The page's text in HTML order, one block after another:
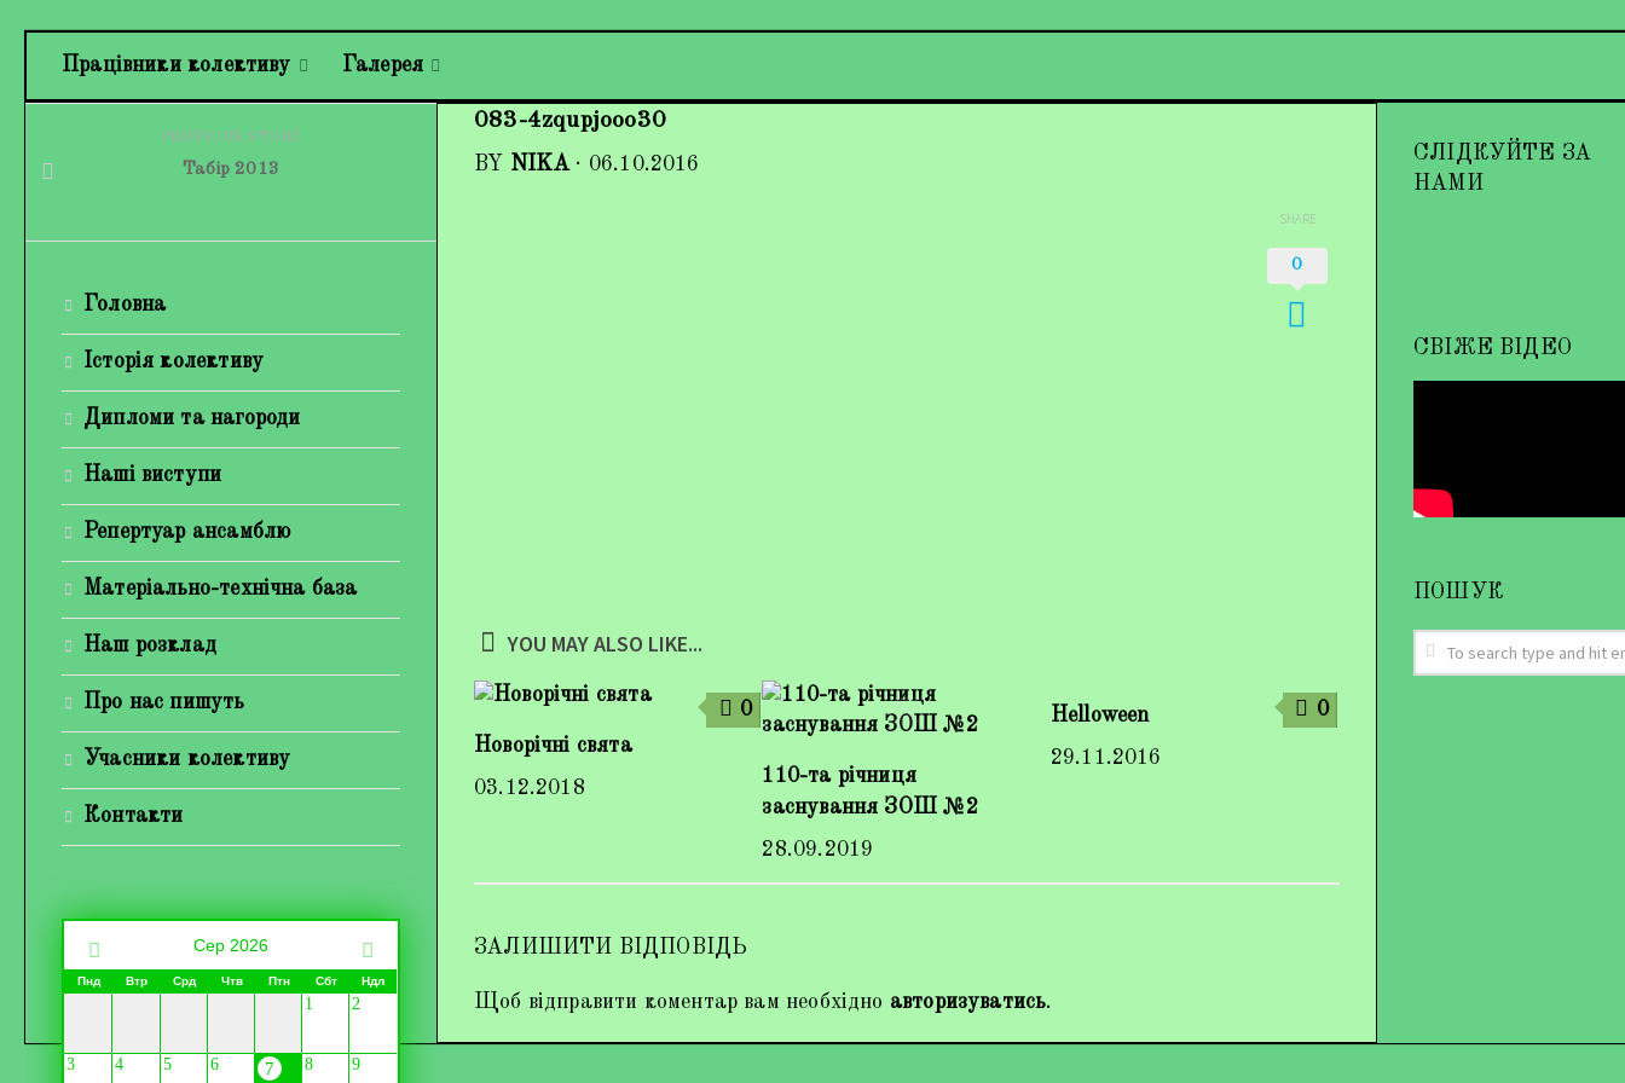
Працівники колективу Галерея
083-4zqupjooo30
BY NIKA · 06.10.2016
SHARE
0
YOU MAY ALSO LIKE...
0
Новорічні свята
03.12.2018
110-та річниця
заснування ЗОШ №2
28.09.2019
0
Helloween
29.11.2016
ЗАЛИШИТИ ВІДПОВІДЬ
Щоб відправити коментар вам необхідно авторизуватись.
PREVIOUS STORY
Табір 2013
Головна
Історія колективу
Дипломи та нагороди
Наші виступи
Репертуар ансамблю
Матеріально-технічна база
Наш розклад
Про нас пишуть
Учасники колективу
Контакти
Сер 2026
Пнд Втр Срд Чтв Птн Сбт Ндл
1 2
3 4 5 6 7 8 9
СЛІДКУЙТЕ ЗА
НАМИ
СВІЖЕ ВІДЕО
ПОШУК